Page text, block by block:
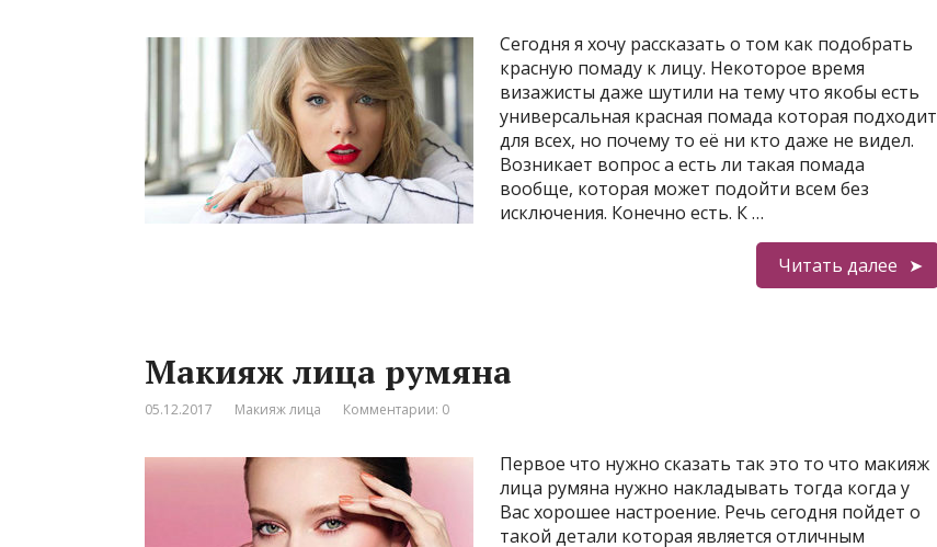
Сегодня я хочу рассказать о том как подобрать
красную помаду к лицу. Некоторое время
визажисты даже шутили на тему что якобы есть
универсальная красная помада которая подходит
для всех, но почему то её ни кто даже не видел.
Возникает вопрос а есть ли такая помада
вообще, которая может подойти всем без
исключения. Конечно есть. К …
Читать далее
Макияж лица румяна
05.12.2017 Макияж лица Комментарии: 0
Первое что нужно сказать так это то что макияж
лица румяна нужно накладывать тогда когда у
Вас хорошее настроение. Речь сегодня пойдет о
такой детали которая является отличным